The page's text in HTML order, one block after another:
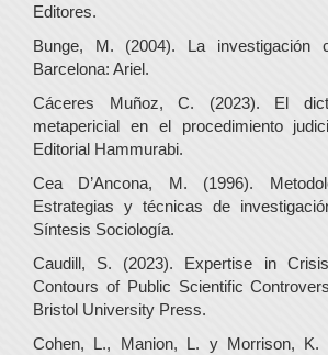
Editores.
Bunge, M. (2004). La investigación
Barcelona: Ariel.
Cáceres Muñoz, C. (2023). El
metapericial en el procedimiento
Editorial Hammurabi.
Cea D’Ancona, M. (1996).
Estrategias y técnicas de
Síntesis Sociología.
Caudill, S. (2023). Expertise in
Contours of Public Scientific
Bristol University Press.
Cohen, L., Manion, L. y Morrison, K.